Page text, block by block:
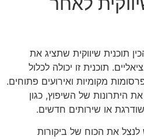
תוכנית שיווקית שתציג את
תוכנית זו יכולה לכלול
מקומיות ואירועים פתוחים.
היתרונות של השיפוץ, כגון
או שירותים חדשים.
את הכוח של ביקורות